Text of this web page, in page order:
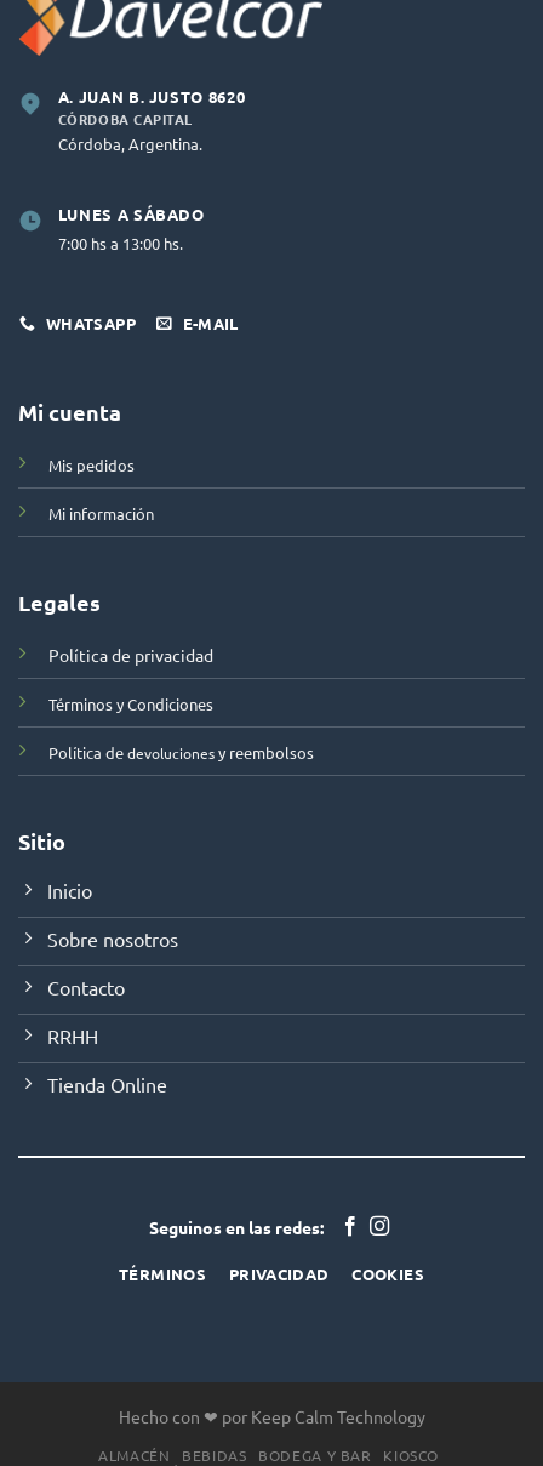
A. JUAN B. JUSTO 8620
CÓRDOBA CAPITAL
Córdoba, Argentina.
LUNES A SÁBADO
7:00 hs a 13:00 hs.
WHATSAPP E-MAIL
Mi cuenta
Mis pedidos
Mi información
Legales
Política de privacidad
Términos y Condiciones
Política dedevolucionesy reembolsos
Sitio
Inicio
Sobre nosotros
Contacto
RRHH
Tienda Online
Seguinos en las redes:
TÉRMINOS PRIVACIDAD COOKIES
Hecho con ❤ por Keep Calm Technology
ALMACÉN BEBIDAS BODEGA Y BAR
KIOSCO